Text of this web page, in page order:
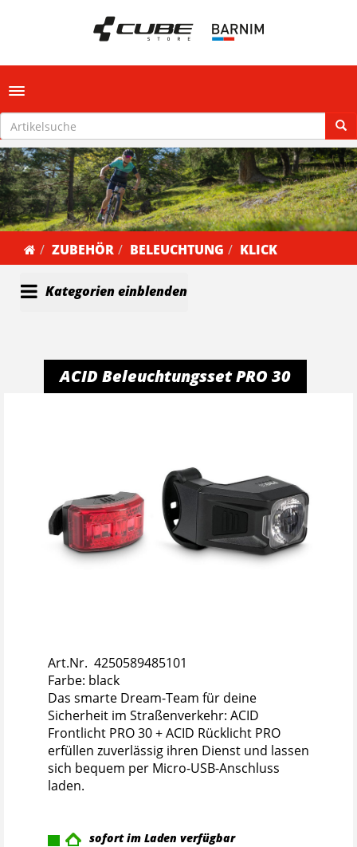
Toggle navigation
ZUBEHÖR BELEUCHTUNG KLICK
Kategorien einblenden
ACID Beleuchtungsset PRO 30
Art.Nr. 4250589485101
Farbe: black
Das smarte Dream-Team für deine
Sicherheit im Straßenverkehr: ACID
Frontlicht PRO 30 + ACID Rücklicht PRO
erfüllen zuverlässig ihren Dienst und lassen
sich bequem per Micro-USB-Anschluss
laden.
sofort im Laden verfügbar